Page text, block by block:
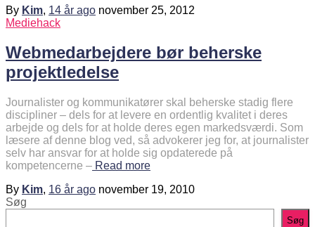
By Kim, 14 år ago november 25, 2012
Mediehack
Webmedarbejdere bør beherske
projektledelse
Journalister og kommunikatører skal beherske stadig flere
discipliner – dels for at levere en ordentlig kvalitet i deres
arbejde og dels for at holde deres egen markedsværdi. Som
læsere af denne blog ved, så advokerer jeg for, at journalister
selv har ansvar for at holde sig opdaterede på
kompetencerne – Read more
By Kim, 16 år ago november 19, 2010
Søg
Søg